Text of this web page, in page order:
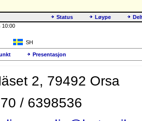
Status
Løype
10:00
SH
Presentasjon
2, 79492 Orsa
/ 6398536